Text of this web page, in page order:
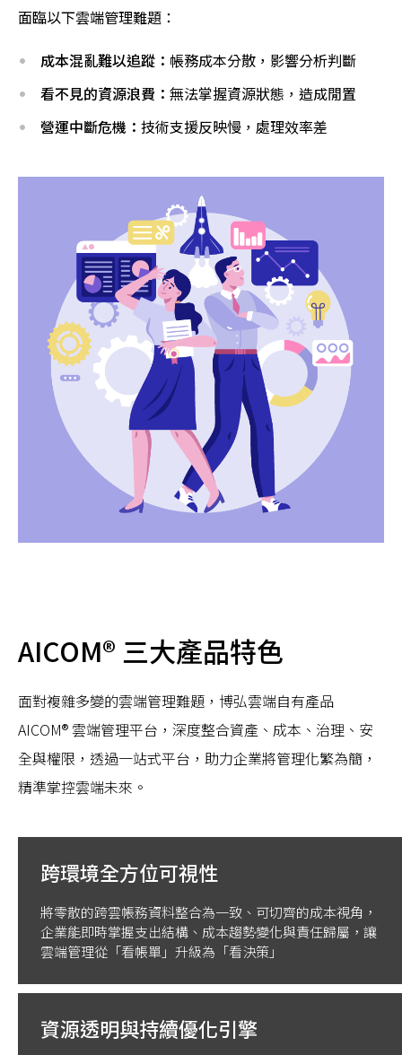
面臨以下雲端管理難題：
成本混亂難以追蹤： 帳務成本分散，影響分析判斷
看不見的資源浪費： 無法掌握資源狀態，造成閒置
營運中斷危機： 技術支援反映慢，處理效率差
AICOM® 三大產品特色
面對複雜多變的雲端管理難題，博弘雲端自有產品
AICOM® 雲端管理平台，深度整合資產、成本、治理、安
全與權限，透過一站式平台，助力企業將管理化繁為簡，
精準掌控雲端未來。
跨環境全方位可視性
將零散的跨雲帳務資料整合為一致、可切齊的成本視角，
企業能即時掌握支出結構、成本趨勢變化與責任歸屬，讓
雲端管理從「看帳單」升級為「看決策」
資源透明與持續優化引擎